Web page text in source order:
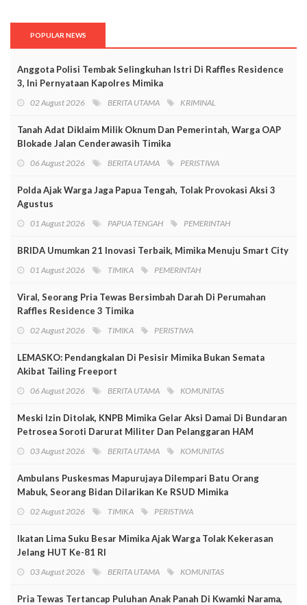
POPULAR NEWS
Anggota Polisi Tembak Selingkuhan Istri Di Raffles Residence
3, Ini Pernyataan Kapolres Mimika
02 August 2026 BERITA UTAMA KRIMINAL
Tanah Adat Diklaim Milik Oknum Dan Pemerintah, Warga OAP
Blokade Jalan Cenderawasih Timika
06 August 2026 BERITA UTAMA PERISTIWA
Polda Ajak Warga Jaga Papua Tengah, Tolak Provokasi Aksi 3
Agustus
01 August 2026 PAPUA TENGAH PEMERINTAH
BRIDA Umumkan 21 Inovasi Terbaik, Mimika Menuju Smart City
01 August 2026 TIMIKA PEMERINTAH
Viral, Seorang Pria Tewas Bersimbah Darah Di Perumahan
Raffles Residence 3 Timika
02 August 2026 TIMIKA PERISTIWA
LEMASKO: Pendangkalan Di Pesisir Mimika Bukan Semata
Akibat Tailing Freeport
06 August 2026 BERITA UTAMA KOMUNITAS
Meski Izin Ditolak, KNPB Mimika Gelar Aksi Damai Di Bundaran
Petrosea Soroti Darurat Militer Dan Pelanggaran HAM
03 August 2026 BERITA UTAMA KOMUNITAS
Ambulans Puskesmas Mapurujaya Dilempari Batu Orang
Mabuk, Seorang Bidan Dilarikan Ke RSUD Mimika
02 August 2026 TIMIKA PERISTIWA
Ikatan Lima Suku Besar Mimika Ajak Warga Tolak Kekerasan
Jelang HUT Ke-81 RI
03 August 2026 BERITA UTAMA KOMUNITAS
Pria Tewas Tertancap Puluhan Anak Panah Di Kwamki Narama,